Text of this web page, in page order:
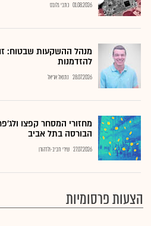
01.08.2026 כתבי גלובס
מנהל ההשקעות שבטוח:
להזדמנות
28.07.2026 נתנאל אריאל
מחזורי המסחר קפצו
הבורסה בתל אביב
27.07.2026 שירי חביב-ולדהורן
הצעות פרסומיות